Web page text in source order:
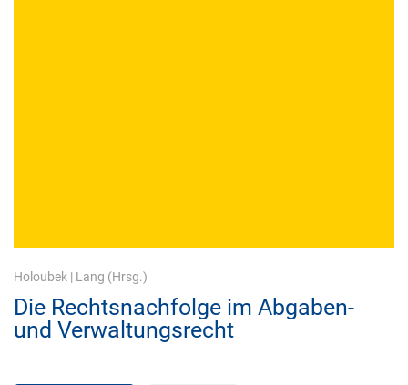
Holoubek | Lang (Hrsg.)
Die Rechtsnachfolge im Abgaben-
und Verwaltungsrecht